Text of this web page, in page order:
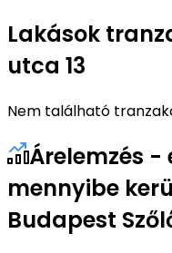
Lakások
utca 13
Nem található
Árelemzés -
mennyibe
Budapest